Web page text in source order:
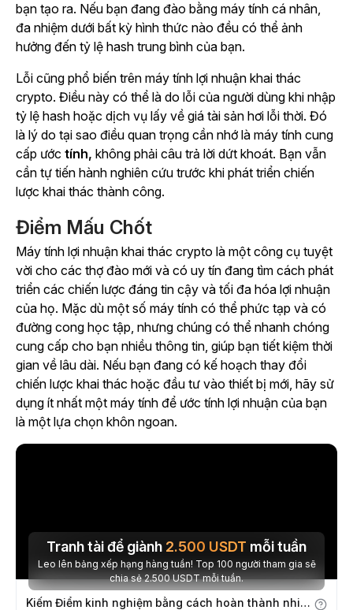
bạn tạo ra. Nếu bạn đang đào bằng máy tính cá nhân,
đa nhiệm dưới bất kỳ hình thức nào đều có thể ảnh
hưởng đến tỷ lệ hash trung bình của bạn.
Lỗi cũng phổ biến trên máy tính lợi nhuận khai thác
crypto. Điều này có thể là do lỗi của người dùng khi nhập
tỷ lệ hash hoặc dịch vụ lấy về giá tài sản hơi lỗi thời. Đó
là lý do tại sao điều quan trọng cần nhớ là máy tính cung
cấp ước tính, không phải câu trả lời dứt khoát. Bạn vẫn
cần tự tiến hành nghiên cứu trước khi phát triển chiến
lược khai thác thành công.
Điểm Mấu Chốt
Máy tính lợi nhuận khai thác crypto là một công cụ tuyệt
vời cho các thợ đào mới và có uy tín đang tìm cách phát
triển các chiến lược đáng tin cậy và tối đa hóa lợi nhuận
của họ. Mặc dù một số máy tính có thể phức tạp và có
đường cong học tập, nhưng chúng có thể nhanh chóng
cung cấp cho bạn nhiều thông tin, giúp bạn tiết kiệm thời
gian về lâu dài. Nếu bạn đang có kế hoạch thay đổi
chiến lược khai thác hoặc đầu tư vào thiết bị mới, hãy sử
dụng ít nhất một máy tính để ước tính lợi nhuận của bạn
là một lựa chọn khôn ngoan.
Tranh tài để giành 2.500 USDT mỗi tuần
Leo lên bảng xếp hạng hàng tuần! Top 100 người tham gia sẽ
chia sẻ 2.500 USDT mỗi tuần.
Kiếm Điểm kinh nghiệm bằng cách hoàn thành nhiệm vụ